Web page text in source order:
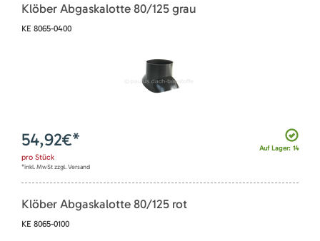
Klöber Abgaskalotte 80/125 grau
KE 8065-0400
Auf Lager: 14
54,92€*
pro Stück
*inkl. MwSt zzgl. Versand
Klöber Abgaskalotte 80/125 rot
KE 8065-0100